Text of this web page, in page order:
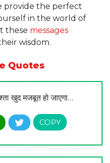
provide the perfect
in the world of
these messages
wisdom.
Quotes
खुद मजबूत हो जाएगा…